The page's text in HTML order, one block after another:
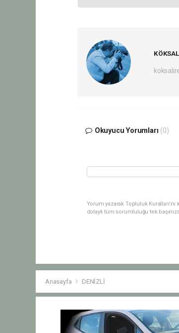
Okuyucu Yorumları (0)
Yorum yazarak Topluluk
dolaylı tüm sorumluluğu tek
Anasayfa DENİZLİ